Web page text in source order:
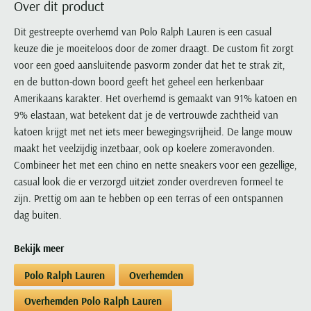
Portofino
Profuomo
R2
Seidensticker
State of Art
Tommy Hilfiger
Vanguard
Xacus
Populaire kleuren
Wit overhemd heren
Groen overhemd heren
PME Legend
Polo Ralph Lauren
Portofino
Profuomo
State of Art
Superdry
Tommy Hilfiger
Vanguard
Grote maten
Grote maten poloshirts
Grote maten herenmode
Populaire kleuren
Witte polo heren
Polo Ralph Lauren
PME Legend
Portofino
Profuomo
State of Art
Superdry
Thomas Maine
Tommy Hilfiger
Vanguard
William Lockie
Populaire materialen
Katoenen trui
Lamswollen trui
Merino wol trui
Pierre Cardin
PME Legend
Polo Ralph Lauren
Portofino
Replay
Tommy Hilfiger
Tramarossa
Vanguard
Deals
2e broek voor de helft
Populaire merk lijnen
Meyer Chicago
Meyer Diego
PME Legend
Polo Ralph Lauren
Portofino
Reset
State of Art
Superdry
Tenson
Tommy Hilfiger
UBR
Vanguard
Wellington of Billmore
Grote maten
Grote maten jassen
Grote maten winterjassen
Tussenjassen
Bodywarmers
New Zealand
Olymp
Paul & Shark
Polo Ralph Lauren
PME Legend
Profuomo
R2
State of Art
Superdry
Tenson
Tramarossa
Vanguard
Alle merken sale
Lacoste
Ledub
Lyle & Scott
Mac
Maerz
Magnanni
Mason's
Mc Alson
Meyer
New Zealand
North 84
Olymp
Over dit product
Dit gestreepte overhemd van Polo Ralph Lauren is een casual
keuze die je moeiteloos door de zomer draagt. De custom fit zorgt
voor een goed aansluitende pasvorm zonder dat het te strak zit,
en de button-down boord geeft het geheel een herkenbaar
Amerikaans karakter. Het overhemd is gemaakt van 91% katoen en
9% elastaan, wat betekent dat je de vertrouwde zachtheid van
katoen krijgt met net iets meer bewegingsvrijheid. De lange mouw
maakt het veelzijdig inzetbaar, ook op koelere zomeravonden.
Combineer het met een chino en nette sneakers voor een gezellige,
casual look die er verzorgd uitziet zonder overdreven formeel te
zijn. Prettig om aan te hebben op een terras of een ontspannen
dag buiten.
Bekijk meer
Polo Ralph Lauren
Overhemden
Overhemden Polo Ralph Lauren